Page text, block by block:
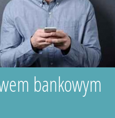
bankowym